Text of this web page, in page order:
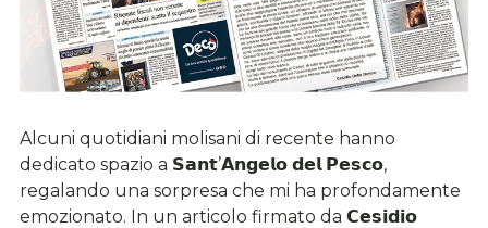
Alcuni quotidiani molisani di recente hanno
dedicato spazio a 𝗦𝗮𝗻𝘁’𝗔𝗻𝗴𝗲𝗹𝗼 𝗱𝗲𝗹 𝗣𝗲𝘀𝗰𝗼,
regalando una sorpresa che mi ha profondamente
emozionato. In un articolo firmato da 𝗖𝗲𝘀𝗶𝗱𝗶𝗼